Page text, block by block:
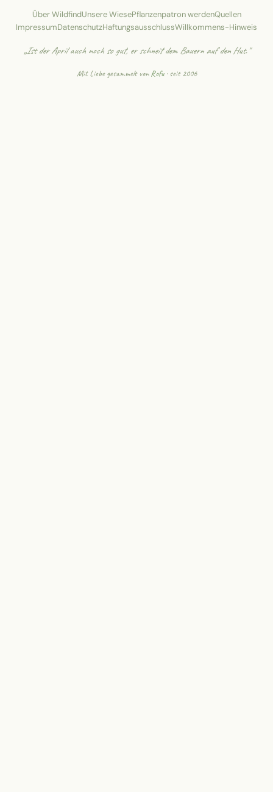
Über WildfindUnsere WiesePflanzenpatron werdenQuellen
ImpressumDatenschutzHaftungsausschlussWillkommens-Hinweis
„Ist der April auch noch so gut, er schneit dem Bauern auf den Hut."
Mit Liebe gesammelt vonRofu· seit 2006